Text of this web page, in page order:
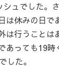
ュでした。
は休みの日で
は行うことは
あっても19時
した。